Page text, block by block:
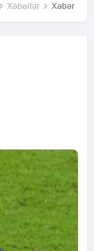
Xəbərlər Xəbər